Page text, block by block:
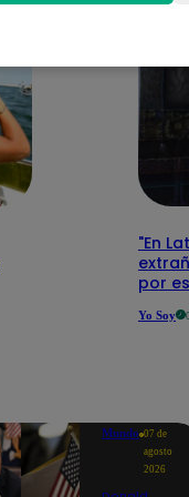
"En
por
Yo Soy
Mundo 07 de
agosto
2026